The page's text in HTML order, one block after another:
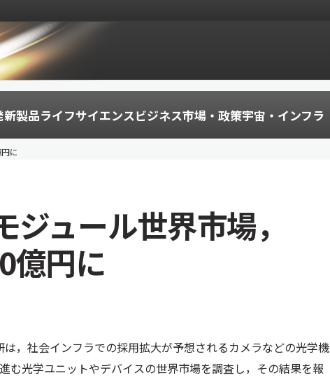
新製品ライフサイエンスビジネス市場・政策宇宙・インフラ
に
ュール世界市場，
億円に
は，社会インフラでの採用拡大が予想されるカメラなどの光学機
む光学ユニットやデバイスの世界市場を調査し，その結果を報